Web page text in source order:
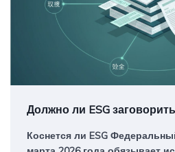
Должно ли ESG
Коснется ли ESG